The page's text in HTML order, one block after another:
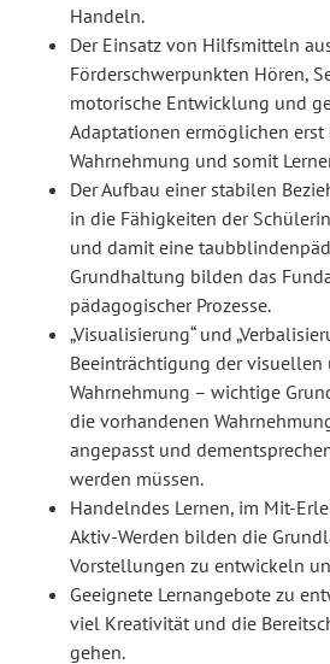
Handeln.
Der Einsatz von Hilfsmitteln
Förderschwerpunkten Hören,
motorische Entwicklung und
Adaptationen ermöglichen
Wahrnehmung und somit
Der Aufbau einer stabilen
in die Fähigkeiten der
und damit eine
Grundhaltung bilden das
pädagogischer Prozesse.
„Visualisierung“ und
Beeinträchtigung der
Wahrnehmung – wichtige
die vorhandenen
angepasst und
werden müssen.
Handelndes Lernen, im Mit-
Aktiv-Werden bilden die
Vorstellungen zu entwickeln
Geeignete Lernangebote zu
viel Kreativität und die
gehen.